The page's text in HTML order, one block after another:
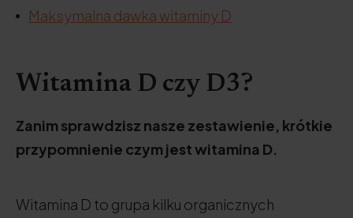
Maksymalna dawka witaminy D
Witamina D czy D3?
Zanim sprawdzisz nasze zestawienie, krótkie
przypomnienie czym jest witamina D.
Witamina D to grupa kilku organicznych